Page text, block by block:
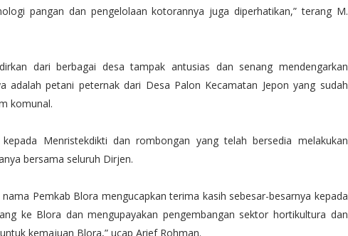
pangan dan pengelolaan kotorannya juga diperhatikan,” terang M.
dari berbagai desa tampak antusias dan senang mendengarkan
adalah petani peternak dari Desa Palon Kecamatan Jepon yang sudah
komunal.
Menristekdikti dan rombongan yang telah bersedia melakukan
bersama seluruh Dirjen.
Pemkab Blora mengucapkan terima kasih sebesar-besarnya kepada
ke Blora dan mengupayakan pengembangan sektor hortikultura dan
kemajuan Blora,” ucap Arief Rohman.